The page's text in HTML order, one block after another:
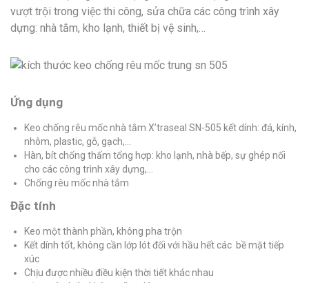
vượt trội trong việc thi công, sửa chữa các công trình xây
dựng: nhà tắm, kho lạnh, thiết bị vệ sinh,…
Ứng dụng
Keo chống rêu mốc nhà tắm X’traseal SN-505 kết dính: đá, kính,
nhôm, plastic, gỗ, gạch,…
Hàn, bít chống thấm tổng hợp: kho lạnh, nhà bếp, sự ghép nối
cho các công trình xây dựng,…
Chống rêu mốc nhà tắm
Đặc tính
Keo một thành phần, không pha trộn
Kết dính tốt, không cần lớp lót đối với hầu hết các bề mặt tiếp
xúc
Chịu được nhiều điều kiện thời tiết khác nhau